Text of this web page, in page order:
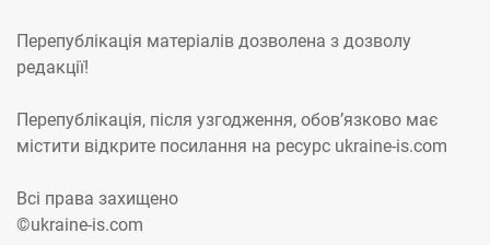
Перепублікація матеріалів дозволена з дозволу
редакції!
Перепублікація, після узгодження, обов’язково має
містити відкрите посилання на ресурс ukraine-is.com
Всі права захищено
©ukraine-is.com